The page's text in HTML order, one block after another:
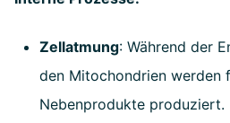
Zellatmung: Während der
den Mitochondrien werden
Nebenprodukte produziert.